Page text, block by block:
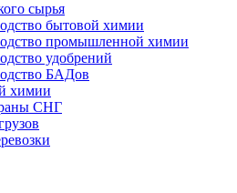
сырья
бытовой химии
промышленной химии
удобрений
БАДов
химии
СНГ